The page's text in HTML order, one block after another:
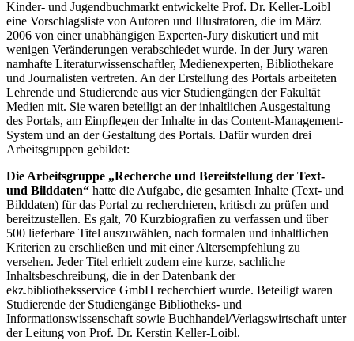
Kinder- und Jugendbuchmarkt entwickelte Prof. Dr. Keller-Loibl
eine Vorschlagsliste von Autoren und Illustratoren, die im März
2006 von einer unabhängigen Experten-Jury diskutiert und mit
wenigen Veränderungen verabschiedet wurde. In der Jury waren
namhafte Literaturwissenschaftler, Medienexperten, Bibliothekare
und Journalisten vertreten. An der Erstellung des Portals arbeiteten
Lehrende und Studierende aus vier Studiengängen der Fakultät
Medien mit. Sie waren beteiligt an der inhaltlichen Ausgestaltung
des Portals, am Einpflegen der Inhalte in das Content-Management-
System und an der Gestaltung des Portals. Dafür wurden drei
Arbeitsgruppen gebildet:
Die Arbeitsgruppe „Recherche und Bereitstellung der Text-
und Bilddaten“ hatte die Aufgabe, die gesamten Inhalte (Text- und
Bilddaten) für das Portal zu recherchieren, kritisch zu prüfen und
bereitzustellen. Es galt, 70 Kurzbiografien zu verfassen und über
500 lieferbare Titel auszuwählen, nach formalen und inhaltlichen
Kriterien zu erschließen und mit einer Altersempfehlung zu
versehen. Jeder Titel erhielt zudem eine kurze, sachliche
Inhaltsbeschreibung, die in der Datenbank der
ekz.bibliotheksservice GmbH recherchiert wurde. Beteiligt waren
Studierende der Studiengänge Bibliotheks- und
Informationswissenschaft sowie Buchhandel/Verlagswirtschaft unter
der Leitung von Prof. Dr. Kerstin Keller-Loibl.